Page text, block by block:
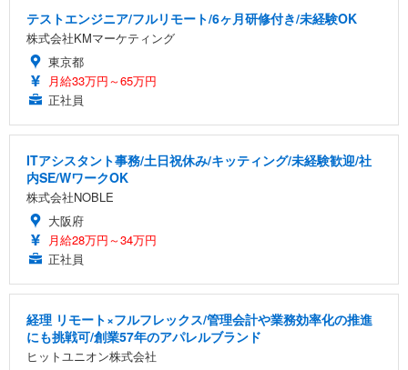
テストエンジニア/フルリモート/6ヶ月研修付き/未経験OK
株式会社KMマーケティング
東京都
月給33万円～65万円
正社員
ITアシスタント事務/土日祝休み/キッティング/未経験歓迎/社
内SE/WワークOK
株式会社NOBLE
大阪府
月給28万円～34万円
正社員
経理 リモート×フルフレックス/管理会計や業務効率化の推進
にも挑戦可/創業57年のアパレルブランド
ヒットユニオン株式会社